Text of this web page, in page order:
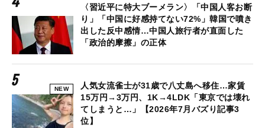
〈習近平に特大ブーメラン〉「中国人客お断
り」「中国に好感持てない72%」韓国で噴き
出した反中感情…中国人旅行者が直面した
「政治的摩擦」の正体
NEW
人気女流雀士が31歳で八丈島へ移住…家賃
15万円→3万円、1K→4LDK「東京では壊れ
てしまうと…」【2026年7月バズり記事3
位】